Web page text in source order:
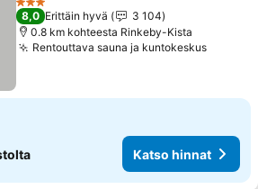
3 Tähtiluokitus
8,0 Erittäin hyvä
3 104
0.8 km kohteesta Rinkeby-Kista
Rentouttava sauna ja kuntokeskus
Katso hinnat